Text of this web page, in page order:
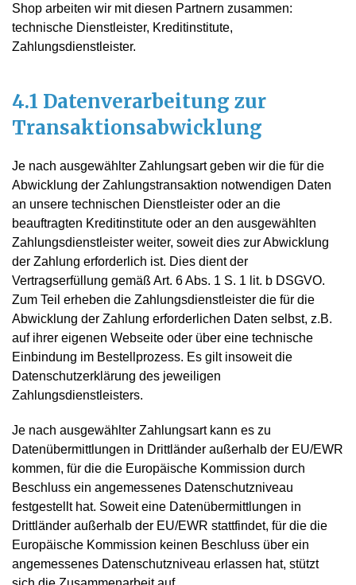
Shop arbeiten wir mit diesen Partnern zusammen:
technische Dienstleister, Kreditinstitute,
Zahlungsdienstleister.
4.1 Datenverarbeitung zur
Transaktionsabwicklung
Je nach ausgewählter Zahlungsart geben wir die für die
Abwicklung der Zahlungstransaktion notwendigen Daten
an unsere technischen Dienstleister oder an die
beauftragten Kreditinstitute oder an den ausgewählten
Zahlungsdienstleister weiter, soweit dies zur Abwicklung
der Zahlung erforderlich ist. Dies dient der
Vertragserfüllung gemäß Art. 6 Abs. 1 S. 1 lit. b DSGVO.
Zum Teil erheben die Zahlungsdienstleister die für die
Abwicklung der Zahlung erforderlichen Daten selbst, z.B.
auf ihrer eigenen Webseite oder über eine technische
Einbindung im Bestellprozess. Es gilt insoweit die
Datenschutzerklärung des jeweiligen
Zahlungsdienstleisters.
Je nach ausgewählter Zahlungsart kann es zu
Datenübermittlungen in Drittländer außerhalb der EU/EWR
kommen, für die die Europäische Kommission durch
Beschluss ein angemessenes Datenschutzniveau
festgestellt hat. Soweit eine Datenübermittlungen in
Drittländer außerhalb der EU/EWR stattfindet, für die die
Europäische Kommission keinen Beschluss über ein
angemessenes Datenschutzniveau erlassen hat, stützt